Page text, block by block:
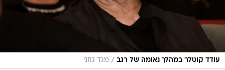
עודד קוטלר במהלך נאומה של רגב / מגד גוזני